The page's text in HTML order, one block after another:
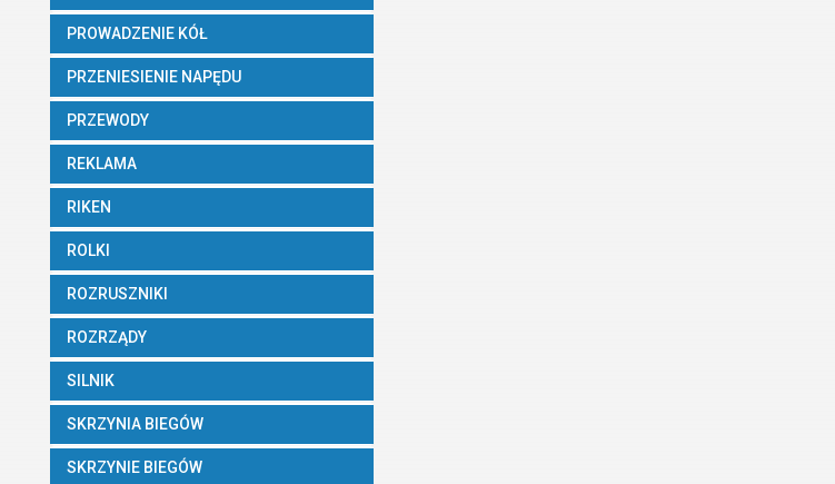
PROWADZENIE KÓŁ
PRZENIESIENIE NAPĘDU
PRZEWODY
REKLAMA
RIKEN
ROLKI
ROZRUSZNIKI
ROZRZĄDY
SILNIK
SKRZYNIA BIEGÓW
SKRZYNIE BIEGÓW